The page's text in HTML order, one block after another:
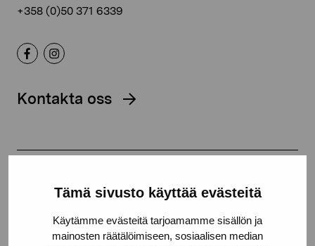
Tämä sivusto käyttää evästeitä
Käytämme evästeitä tarjoamamme sisällön ja
mainosten räätälöimiseen, sosiaalisen median
+358 (0)50 371 6339
Kontakta oss
Håll dig uppdaterad om aktuella